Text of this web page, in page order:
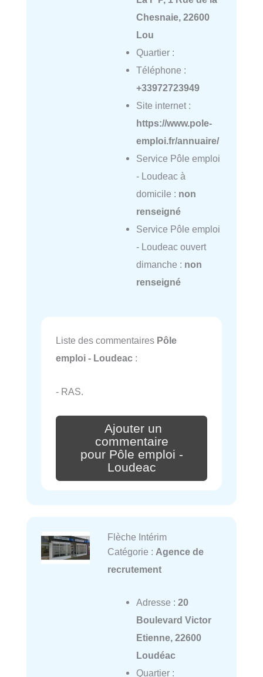
Chesnaie, 22600
Lou
Quartier :
Téléphone :
+33972723949
Site internet :
https://www.pole-
emploi.fr/annuaire/
Service Pôle emploi
- Loudeac à
domicile : non
renseigné
Service Pôle emploi
- Loudeac ouvert
dimanche : non
renseigné
Liste des commentaires Pôle
emploi - Loudeac :
- RAS.
Ajouter un
commentaire
pour Pôle emploi -
Loudeac
Flèche Intérim
Catégorie : Agence de
recrutement
Adresse : 20
Boulevard Victor
Etienne, 22600
Loudéac
Quartier :